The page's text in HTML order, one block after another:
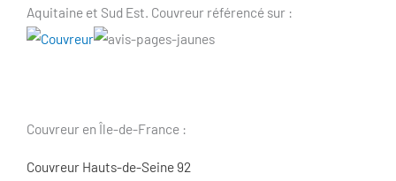
Aquitaine et Sud Est. Couvreur référencé sur :
Couvreur en Île-de-France :
Couvreur Hauts-de-Seine 92